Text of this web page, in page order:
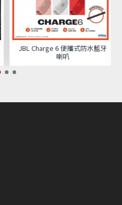
JBL Charge 6 便攜式防水藍牙
喇叭